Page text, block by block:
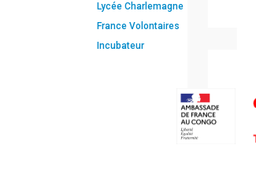
Lycée Charlemagne
France Volontaires
Incubateur